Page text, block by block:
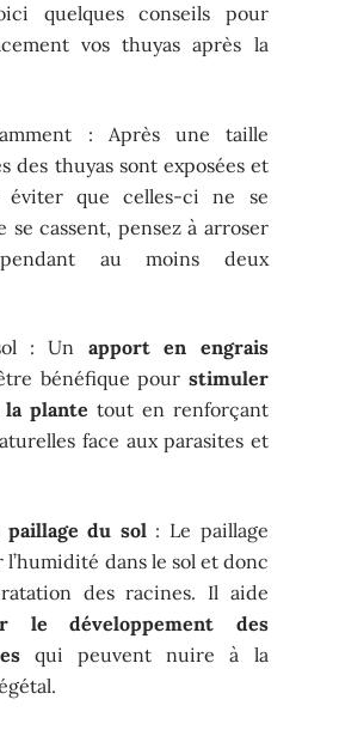
quelques conseils pour
vos thuyas après la
: Après une taille
des thuyas sont exposées et
éviter que celles-ci ne se
se cassent, pensez à arroser
au moins deux
: Un apport en engrais
bénéfique pour stimuler
la plante tout en renforçant
face aux parasites et
paillage du sol: Le paillage
dans le sol et donc
des racines. Il aide
le développement des
qui peuvent nuire à la